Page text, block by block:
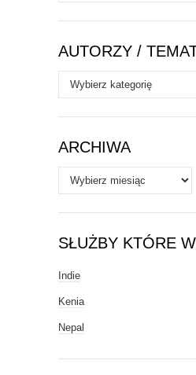
AUTORZY /
Autorzy
/
Tematy
ARCHIWA
Archiwa
SŁUŻBY KTÓRE
Indie
Kenia
Nepal